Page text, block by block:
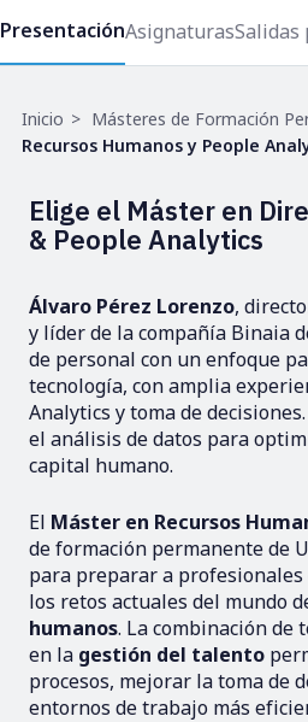
PresentaciónAsignaturasSalidas
Ruta
de
Inicio Másteres de Formación
Recursos Humanos y People
Elige el Máster en
& People Analytics
Álvaro Pérez Lorenzo,
y líder de la compañía Binaia
de personal con un enfoque
tecnología, con amplia
Analytics y toma de
el análisis de datos para
capital humano.
El Máster en Recursos
de formación permanente de
para preparar a profesionales
los retos actuales del mundo
humanos. La combinación de
en la gestión del talento
procesos, mejorar la toma de
entornos de trabajo más